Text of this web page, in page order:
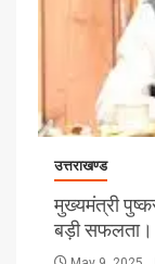
उत्तराखण्ड
मुख्यमंत्री
बड़ी सफलता।